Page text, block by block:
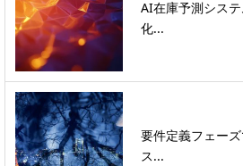
AI在庫予測シス
化...
要件定義フェー
ス...